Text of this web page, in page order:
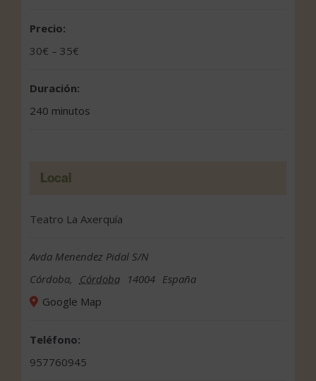
Precio:
30€ – 35€
Duración:
240 minutos
Local
Teatro La Axerquía
Avda Menendez Pidal S/N
Córdoba, Córdoba 14004 España
Google Map
Teléfono:
957760945